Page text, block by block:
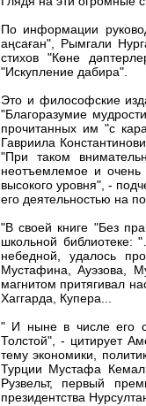
По информации
аңсаған", Рымгали
стихов "Көне
"Искупление дабира".
Это и философские
"Благоразумие
прочитанных им "с
Гавриила
"При таком
неотъемлемое и очень
высокого уровня", -
его деятельностью на
"В своей книге "Без
школьной библиотеке:
небедной, удалось
Мустафина, Ауэзова,
магнитом притягивал
Хаггарда, Купера...
" И ныне в числе его
Толстой", - цитирует
тему экономики,
Турции Мустафа
Рузвельт, первый
президентства